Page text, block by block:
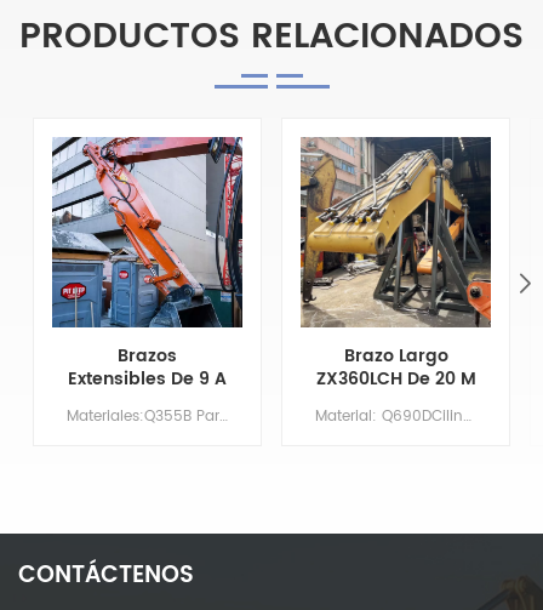
PRODUCTOS RELACIONADOS
Brazos
Extensibles De 9 A
14 Metros Para
Brazo De
Mejorada
Materiales:Q355B Par&aacute;metros principales Modelo CAT325-7 Longitud de la pluma XX Largo del brazo 9 Volumen del cuchar&oacute;n/m&sup3; 0,7 Contrapeso NO HAY NECESIDAD
Brazo Largo
ZX360LCH De 20 M
Con Cuchara
Niveladora Y Material: Q690DCilindro: Tamaño originalBoom: 11,37 MBrazo: 8,63 mCubo: 1,5 m³Imprimación/Recubrimiento: Imprimación rica en zinc aplicada mediante pulverización.
CONTÁCTENOS